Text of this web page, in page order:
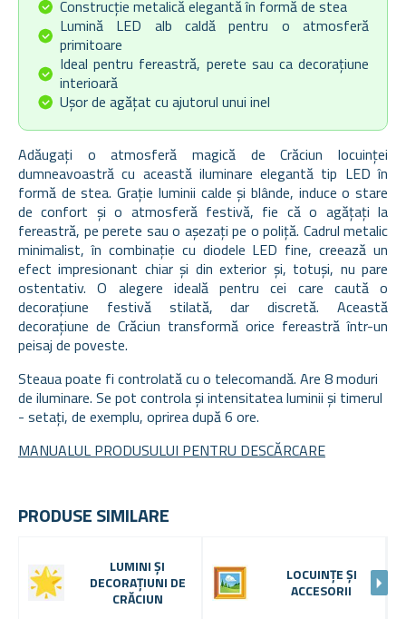
Construcție metalică elegantă în formă de stea
Lumină LED alb caldă pentru o atmosferă
primitoare
Ideal pentru fereastră, perete sau ca decorațiune
interioară
Ușor de agățat cu ajutorul unui inel
Adăugați o atmosferă magică de Crăciun locuinței
dumneavoastră cu această iluminare elegantă tip LED în
formă de stea. Grație luminii calde și blânde, induce o stare
de confort și o atmosferă festivă, fie că o agățați la
fereastră, pe perete sau o așezați pe o poliță. Cadrul metalic
minimalist, în combinație cu diodele LED fine, creează un
efect impresionant chiar și din exterior și, totuși, nu pare
ostentativ. O alegere ideală pentru cei care caută o
decorațiune festivă stilată, dar discretă. Această
decorațiune de Crăciun transformă orice fereastră într-un
peisaj de poveste.
Steaua poate fi controlată cu o telecomandă. Are 8 moduri
de iluminare. Se pot controla și intensitatea luminii și timerul
- setați, de exemplu, oprirea după 6 ore.
MANUALUL PRODUSULUI PENTRU DESCĂRCARE
PRODUSE SIMILARE
LUMINI ȘI
DECORAȚIUNI DE
CRĂCIUN
LOCUINȚE ȘI
ACCESORII